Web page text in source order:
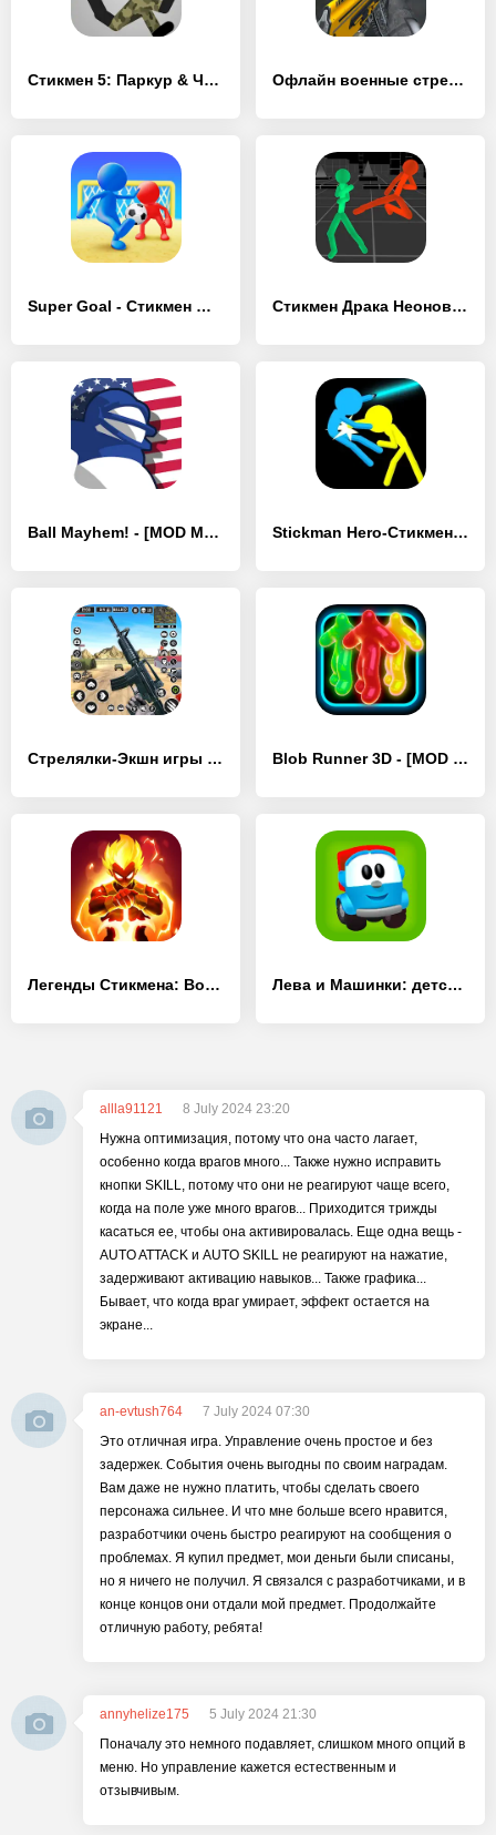
Стикмен 5: Паркур & Человечки - [MOD Бесконечные деньги] Офлайн военные стрелялки 3D - [MOD Много денег]
Super Goal - Стикмен Футбол - [MOD Бесконечные деньги] Стикмен Драка Неоновые воином - [MOD Много монет]
Ball Mayhem! - [MOD Много монет] Stickman Hero-Стикмен файтинг - [MOD Много монет]
Стрелялки-Экшн игры офлайн - [MOD Много монет] Blob Runner 3D - [MOD Много денег]
Легенды Стикмена: Война теней - [MOD Много денег] Лева и Машинки: детские игры
allla91121
8 July 2024 23:20
Нужна оптимизация, потому что она часто лагает,
особенно когда врагов много... Также нужно исправить
кнопки SKILL, потому что они не реагируют чаще всего,
когда на поле уже много врагов... Приходится трижды
касаться ее, чтобы она активировалась. Еще одна вещь -
AUTO ATTACK и AUTO SKILL не реагируют на нажатие,
задерживают активацию навыков... Также графика...
Бывает, что когда враг умирает, эффект остается на
экране...
an-evtush764
7 July 2024 07:30
Это отличная игра. Управление очень простое и без
задержек. События очень выгодны по своим наградам.
Вам даже не нужно платить, чтобы сделать своего
персонажа сильнее. И что мне больше всего нравится,
разработчики очень быстро реагируют на сообщения о
проблемах. Я купил предмет, мои деньги были списаны,
но я ничего не получил. Я связался с разработчиками, и в
конце концов они отдали мой предмет. Продолжайте
отличную работу, ребята!
annyhelize175
5 July 2024 21:30
Поначалу это немного подавляет, слишком много опций в
меню. Но управление кажется естественным и
отзывчивым.